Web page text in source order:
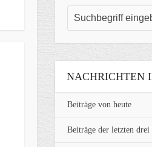
NACHRICHTEN
Beiträge von heute
Beiträge der letzten drei